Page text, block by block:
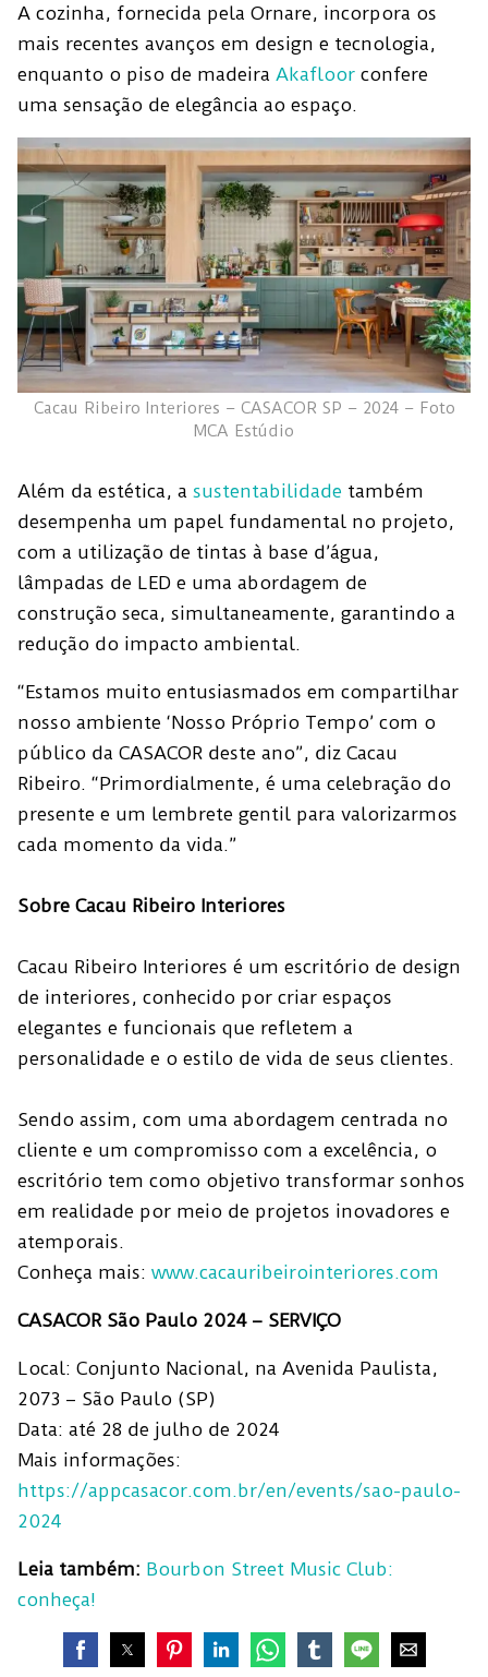
A cozinha, fornecida pela Ornare, incorpora os
mais recentes avanços em design e tecnologia,
enquanto o piso de madeira Akafloor confere
uma sensação de elegância ao espaço.
Cacau Ribeiro Interiores – CASACOR SP – 2024 – Foto
MCA Estúdio
Além da estética, a sustentabilidade também
desempenha um papel fundamental no projeto,
com a utilização de tintas à base d’água,
lâmpadas de LED e uma abordagem de
construção seca, simultaneamente, garantindo a
redução do impacto ambiental.
“Estamos muito entusiasmados em compartilhar
nosso ambiente ‘Nosso Próprio Tempo’ com o
público da CASACOR deste ano”, diz Cacau
Ribeiro. “Primordialmente, é uma celebração do
presente e um lembrete gentil para valorizarmos
cada momento da vida.”
Sobre Cacau Ribeiro Interiores
Cacau Ribeiro Interiores é um escritório de design
de interiores, conhecido por criar espaços
elegantes e funcionais que refletem a
personalidade e o estilo de vida de seus clientes.
Sendo assim, com uma abordagem centrada no
cliente e um compromisso com a excelência, o
escritório tem como objetivo transformar sonhos
em realidade por meio de projetos inovadores e
atemporais.
Conheça mais: www.cacauribeirointeriores.com
CASACOR São Paulo 2024 – SERVIÇO
Local: Conjunto Nacional, na Avenida Paulista,
2073 – São Paulo (SP)
Data: até 28 de julho de 2024
Mais informações:
https://appcasacor.com.br/en/events/sao-paulo-
2024
Leia também: Bourbon Street Music Club:
conheça!